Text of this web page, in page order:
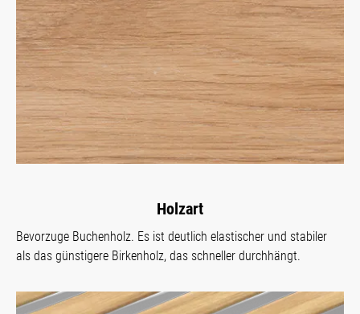
Holzart
Bevorzuge Buchenholz. Es ist deutlich elastischer und stabiler
als das günstigere Birkenholz, das schneller durchhängt.